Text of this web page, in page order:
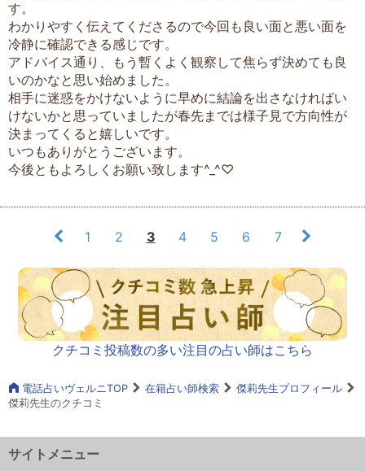
す。
わかりやすく伝えてくださるので今回も良い面と悪い面を
冷静に確認できる感じです。
アドバイス通り、もう暫くよく観察して焦らず決めても良
いのかなと思い始めました。
相手に迷惑をかけないように早めに結論を出さなければい
けないかと思っていましたが春先までは様子見で方向性が
決まってくると嬉しいです。
いつもありがとうございます。
今後ともよろしくお願い致します^_^♡
1 2 3 4 5 6 7
クチコミ投稿数の多い注目の占い師はこちら
電話占いヴェルニTOP 在籍占い師検索
傑莉先生プロフィール
傑莉先生のクチコミ
サイトメニュー